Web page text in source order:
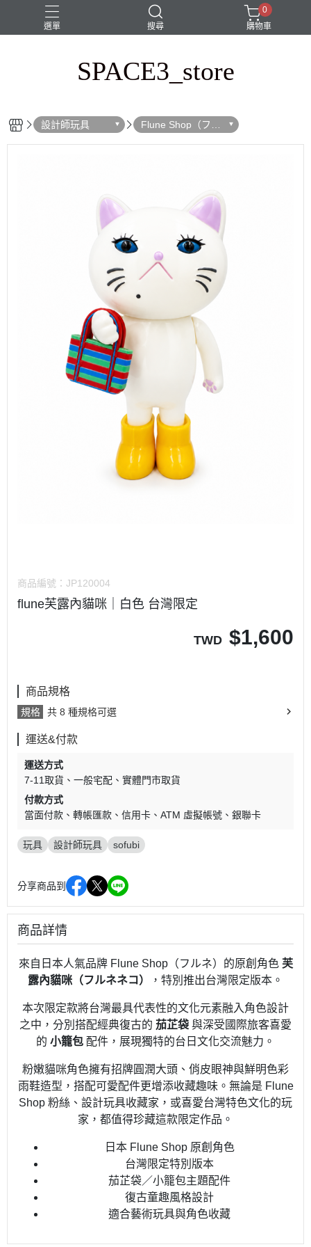
選單 搜尋
0
購物車
SPACE3_store
設計師玩具
Flune Shop（フル
ネ）｜（＠flune_s
hop)
商品編號： JP120004
flune芙露內貓咪｜白色 台灣限定
TWD $1,600
商品規格
規格 共 8 種規格可選
運送&付款
運送方式
7-11取貨
一般宅配
實體門市取貨
付款方式
當面付款
轉帳匯款 信用卡 ATM 虛擬帳號 銀聯卡
玩具 設計師玩具 sofubi
分享商品到
商品詳情
來自日本人氣品牌 Flune Shop（フルネ）的原創角色 芙
露內貓咪（フルネネコ）
，特別推出台灣限定版本。
本次限定款將台灣最具代表性的文化元素融入角色設計
之中，分別搭配經典復古的 茄芷袋 與深受國際旅客喜愛
的 小籠包 配件，展現獨特的台日文化交流魅力。
粉嫩貓咪角色擁有招牌圓潤大頭、俏皮眼神與鮮明色彩
雨鞋造型，搭配可愛配件更增添收藏趣味。無論是 Flune
Shop 粉絲、設計玩具收藏家，或喜愛台灣特色文化的玩
家，都值得珍藏這款限定作品。
日本 Flune Shop 原創角色
台灣限定特別版本
茄芷袋／小籠包主題配件
復古童趣風格設計
適合藝術玩具與角色收藏